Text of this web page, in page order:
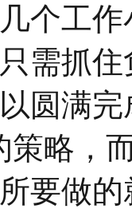
个工
需抓
圆满
策略，
要做